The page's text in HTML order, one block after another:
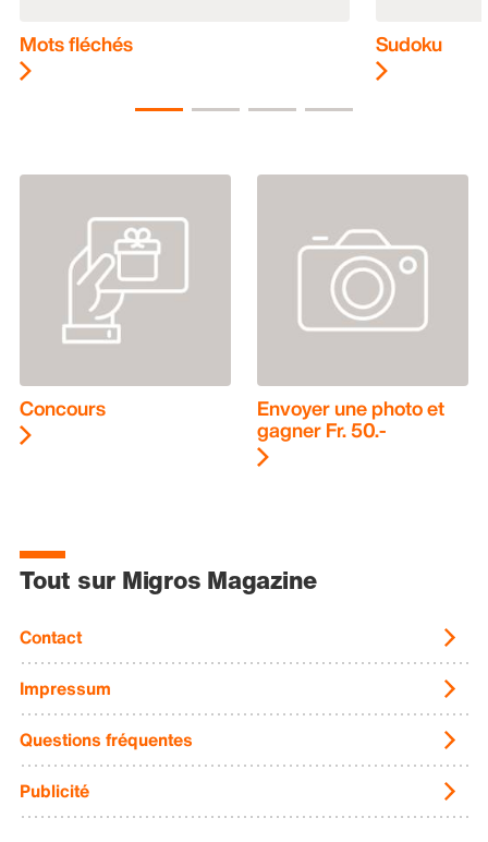
Mots fléchés Sudoku
Concours Envoyer une photo et
gagner Fr. 50.-
Tout sur Migros Magazine
Contact
Impressum
Questions fréquentes
Publicité